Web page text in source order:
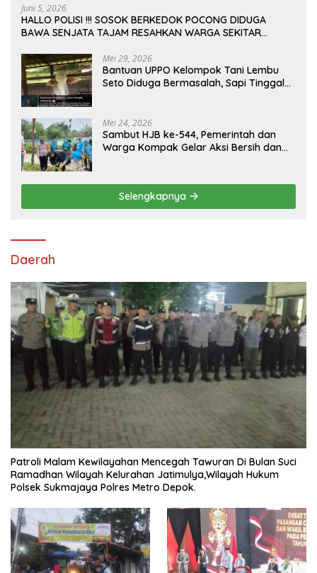
Juni 5, 2026
HALLO POLISI !!! SOSOK BERKEDOK POCONG DIDUGA
BAWA SENJATA TAJAM RESAHKAN WARGA SEKITAR
Mei 29, 2026
Bantuan UPPO Kelompok Tani Lembu
Seto Diduga Bermasalah, Sapi Tinggal
Mei 24, 2026
Sambut HJB ke-544, Pemerintah dan
Warga Kompak Gelar Aksi Bersih dan
Selengkapnya
Daerah
Patroli Malam Kewilayahan Mencegah Tawuran Di Bulan Suci
Ramadhan Wilayah Kelurahan Jatimulya,Wilayah Hukum
Polsek Sukmajaya Polres Metro Depok.